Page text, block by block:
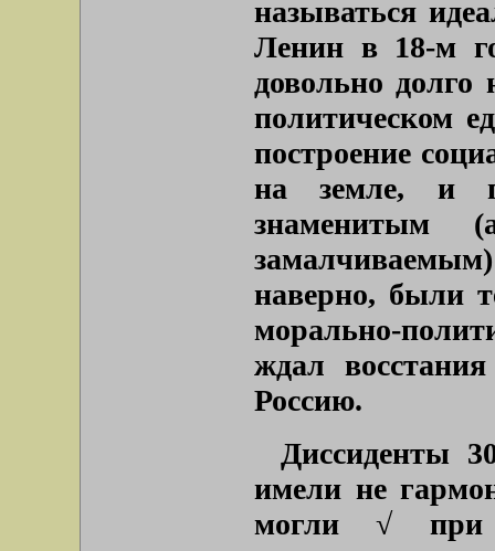
называться
Ленин в 18-м
довольно
политическом
построение
на земле, и
знаменитым
наверно, были
морально-
ждал
Россию.
Диссиденты
имели не
могли √ при